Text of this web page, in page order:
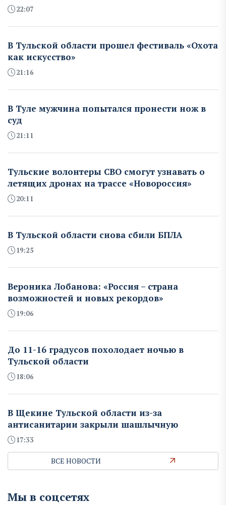
22:07
В Тульской области прошел фестиваль «Охота
как искусство»
21:16
В Туле мужчина попытался пронести нож в
суд
21:11
Тульские волонтеры СВО смогут узнавать о
летящих дронах на трассе «Новороссия»
20:11
В Тульской области снова сбили БПЛА
19:25
Вероника Лобанова: «Россия – страна
возможностей и новых рекордов»
19:06
До 11-16 градусов похолодает ночью в
Тульской области
18:06
В Щекине Тульской области из-за
антисанитарии закрыли шашлычную
17:33
ВСЕ НОВОСТИ
Мы в соцсетях